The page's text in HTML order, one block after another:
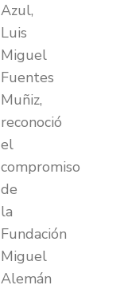
Azul,
Luis
Miguel
Fuentes
Muñiz,
reconoció
el
compromiso
de
la
Fundación
Miguel
Alemán